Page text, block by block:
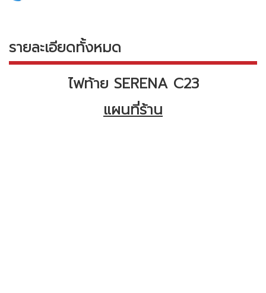
รายละเอียดทั้งหมด
ไฟท้าย SERENA C23
แผนที่ร้าน